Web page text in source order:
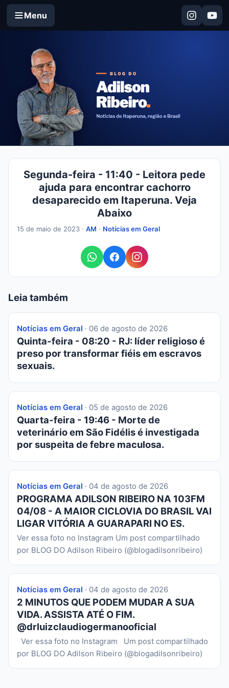
Menu
Segunda-feira - 11:40 - Leitora pede
ajuda para encontrar cachorro
desaparecido em Itaperuna. Veja
Abaixo
15 de maio de 2023 · AM · Notícias em Geral
Leia também
Notícias em Geral · 06 de agosto de 2026
Quinta-feira - 08:20 - RJ: líder religioso é
preso por transformar fiéis em escravos
sexuais.
Notícias em Geral · 05 de agosto de 2026
Quarta-feira - 19:46 - Morte de
veterinário em São Fidélis é investigada
por suspeita de febre maculosa.
Notícias em Geral · 04 de agosto de 2026
PROGRAMA ADILSON RIBEIRO NA 103FM
04/08 - A MAIOR CICLOVIA DO BRASIL VAI
LIGAR VITÓRIA A GUARAPARI NO ES.
Ver essa foto no Instagram Um post compartilhado
por BLOG DO Adilson Ribeiro (@blogadilsonribeiro)
Notícias em Geral · 04 de agosto de 2026
2 MINUTOS QUE PODEM MUDAR A SUA
VIDA. ASSISTA ATÉ O FIM.
@drluizclaudiogermanooficial
Ver essa foto no Instagram Um post compartilhado
por BLOG DO Adilson Ribeiro (@blogadilsonribeiro)